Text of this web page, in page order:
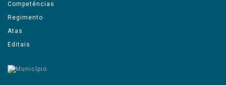
Competências
Regimento
Atas
Editais